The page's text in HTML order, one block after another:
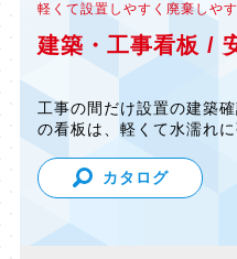
軽くて設置しやすく廃棄しや
建築・工事看板 /
工事の間だけ設置の建築
の看板は、軽くて水濡れ
カタログ